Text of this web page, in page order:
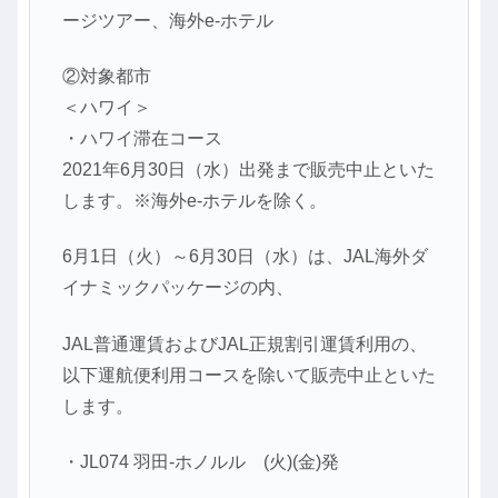
ージツアー、海外e-ホテル
②対象都市
＜ハワイ＞
・ハワイ滞在コース
2021年6月30日（水）出発まで販売中止といた
します。※海外e-ホテルを除く。
6月1日（火）～6月30日（水）は、JAL海外ダ
イナミックパッケージの内、
JAL普通運賃およびJAL正規割引運賃利用の、
以下運航便利用コースを除いて販売中止といた
します。
・JL074 羽田-ホノルル (火)(金)発